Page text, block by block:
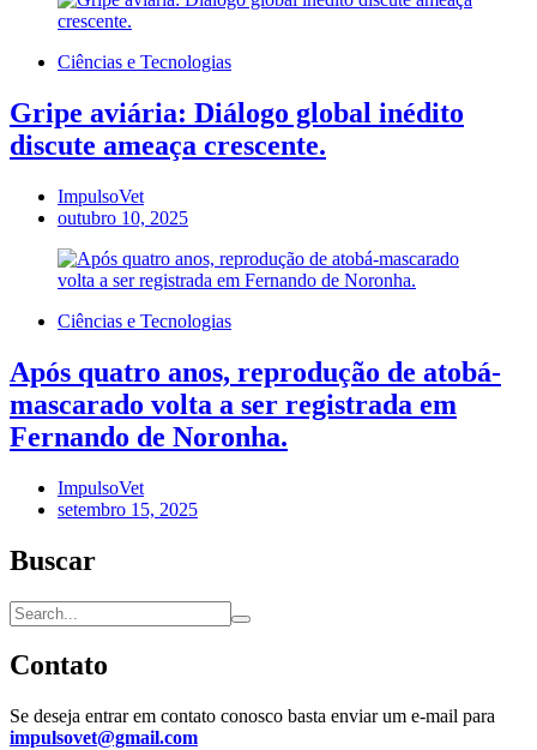
Ciências e Tecnologias
Gripe aviária: Diálogo global inédito
discute ameaça crescente.
ImpulsoVet
outubro 10, 2025
Ciências e Tecnologias
Após quatro anos, reprodução de atobá-
mascarado volta a ser registrada em
Fernando de Noronha.
ImpulsoVet
setembro 15, 2025
Buscar
Contato
Se deseja entrar em contato conosco basta enviar um e-mail para
impulsovet@gmail.com